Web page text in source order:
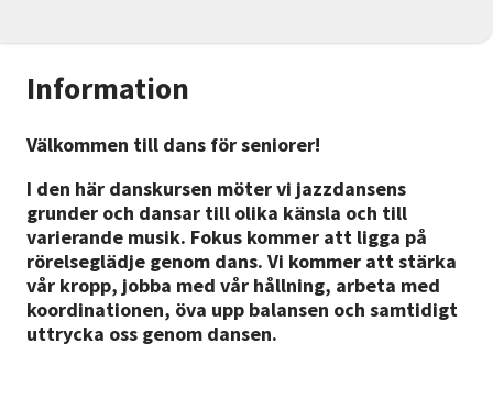
Information
Välkommen till dans för seniorer!
I den här danskursen möter vi jazzdansens
grunder och dansar till olika känsla och till
varierande musik. Fokus kommer att ligga på
rörelseglädje genom dans. Vi kommer att stärka
vår kropp, jobba med vår hållning, arbeta med
koordinationen, öva upp balansen och samtidigt
uttrycka oss genom dansen.